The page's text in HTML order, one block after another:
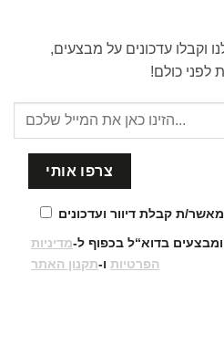
וקבלו עדכונים על מבצעים,
לפני כולם!
ת קבלת דיוור ועדכונים
בדוא“ל בכפוף ל-מדיניות
הפרטיותו-תקנון האתר